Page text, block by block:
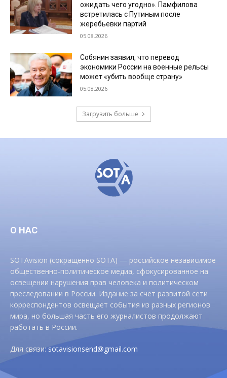
ожидать чего угодно». Памфилова
встретилась с Путиным после
жеребьевки партий
05.08.2026
Собянин заявил, что перевод
экономики России на военные рельсы
может «убить вообще страну»
05.08.2026
Загрузить больше
О НАС
SOTAvision (сокращенно SOTA) — российское независимое
общественно-политическое медиа, сфокусированное на
освещении нарушения прав человека и политическом
преследовании в России. Издание за счет развитой сети
корреспондентов освещает события из разных регионов
мира, но большая часть его журналистов продолжают
работать в России.
Для связи:sotavisionsend@gmail.com